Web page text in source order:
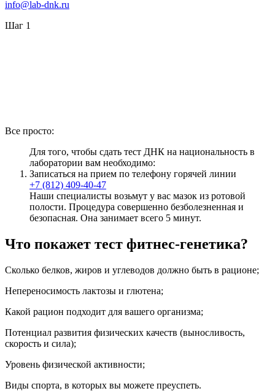
info@lab-dnk.ru
Шаг 1
Все просто:
Для того, чтобы сдать тест ДНК на национальность в
лаборатории вам необходимо:
Записаться на прием по телефону горячей линии
+7 (812) 409-40-47
Наши специалисты возьмут у вас мазок из ротовой
полости. Процедура совершенно безболезненная и
безопасная. Она занимает всего 5 минут.
Что покажет тест фитнес-генетика?
Сколько белков, жиров и углеводов должно быть в рационе;
Непереносимость лактозы и глютена;
Какой рацион подходит для вашего организма;
Потенциал развития физических качеств (выносливость,
скорость и сила);
Уровень физической активности;
Виды спорта, в которых вы можете преуспеть.